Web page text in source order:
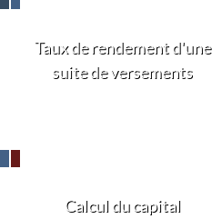
Taux de rendement d'une
suite de versements
Calcul du capital